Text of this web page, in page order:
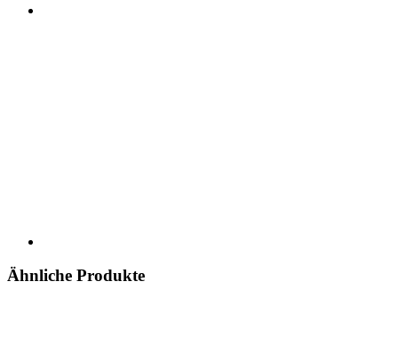
Ähnliche Produkte